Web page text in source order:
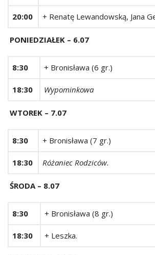
20:00 + Renatę Lewandowską, Jana
PONIEDZIAŁEK – 6.07
8:30 + Bronisława (6 gr.)
18:30 Wypominkowa
WTOREK – 7.07
8:30 + Bronisława (7 gr.)
18:30 Różaniec Rodziców.
ŚRODA – 8.07
8:30 + Bronisława (8 gr.)
18:30 + Leszka.